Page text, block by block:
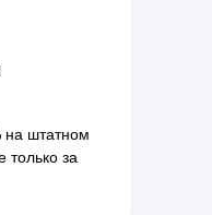
на штатном
только за